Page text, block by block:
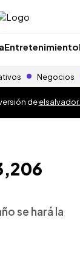
Entretenimiento
Negocios
de
se hará la